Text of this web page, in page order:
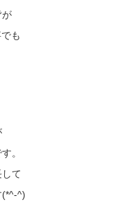
が
も
。
て
(*^-^)